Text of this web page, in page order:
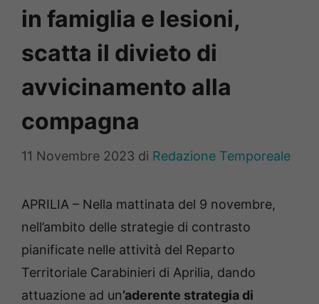
in famiglia e lesioni,
scatta il divieto di
avvicinamento alla
compagna
11 Novembre 2023 di Redazione Temporeale
APRILIA – Nella mattinata del 9 novembre,
nell’ambito delle strategie di contrasto
pianificate nelle attività del Reparto
Territoriale Carabinieri di Aprilia, dando
attuazione ad un’aderente strategia di